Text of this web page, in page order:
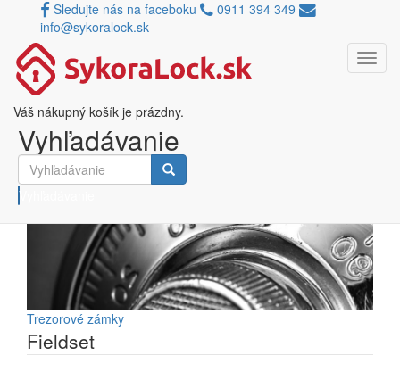
Skočiť na hlavný obsah
Sledujte nás na faceboku
0911 394 349
info@sykoralock.sk
Váš nákupný košík je prázdny.
Vyhľadávanie
Vyhľadávanie
Blog
Trezorové zámky
Fieldset